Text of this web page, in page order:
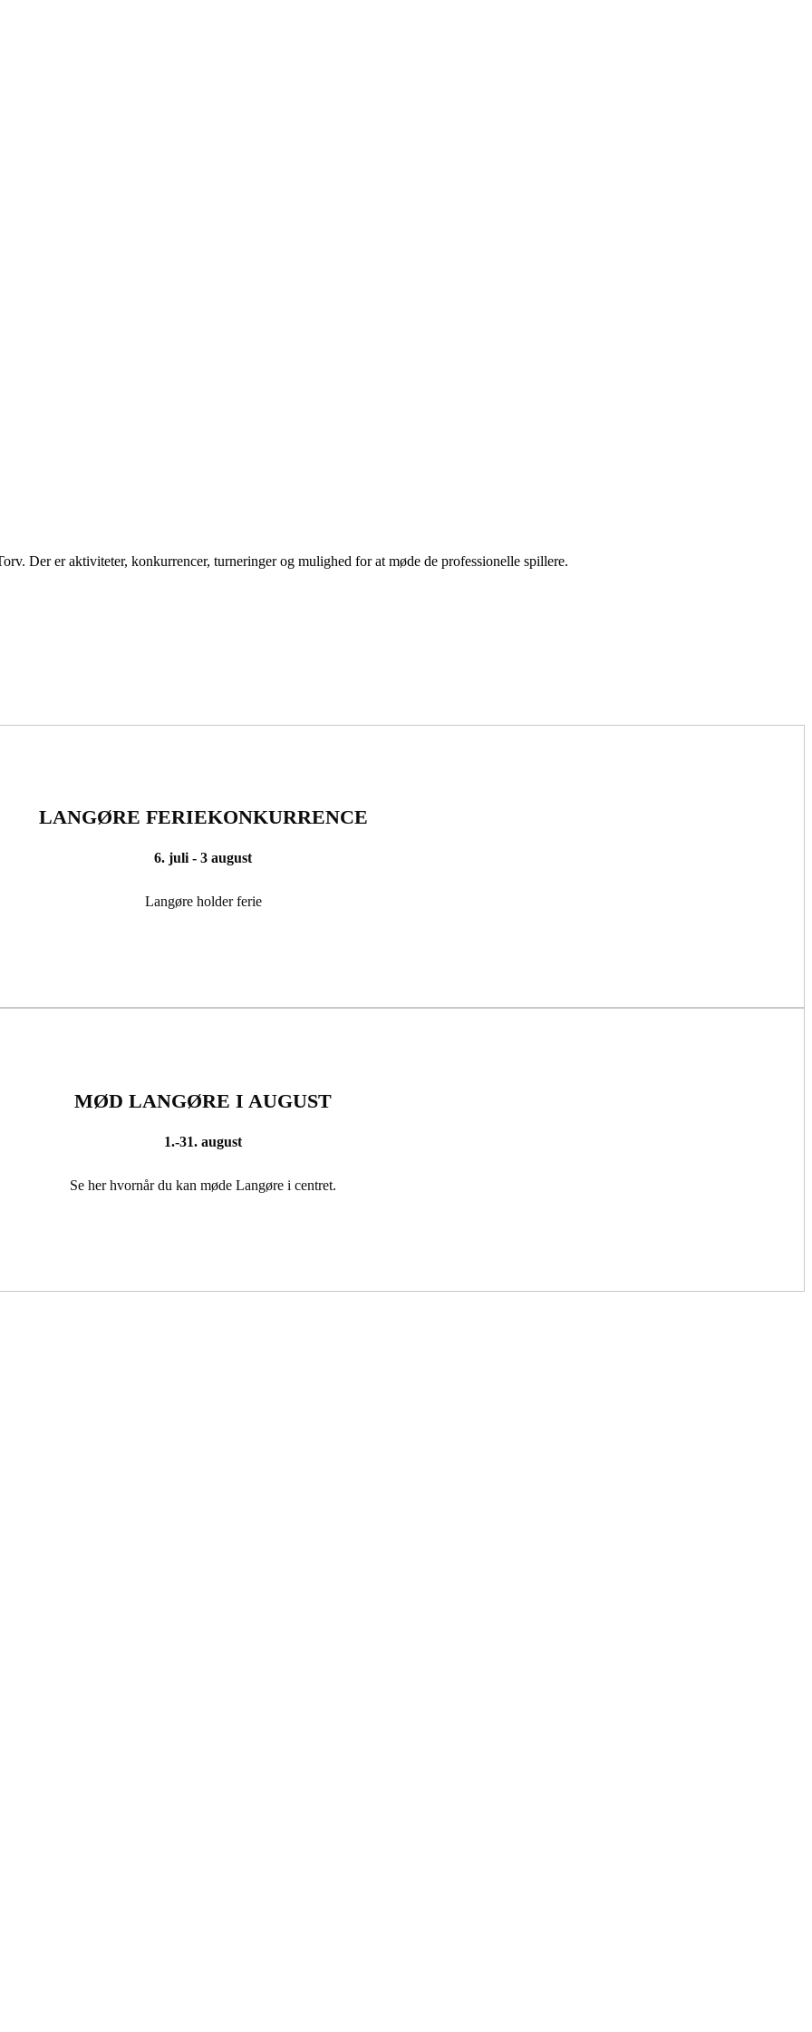
Der er aktiviteter, konkurrencer, turneringer og mulighed for at møde de professionelle spillere.
LANGØRE FERIEKONKURRENCE
6. juli - 3 august
Langøre holder ferie
MØD LANGØRE I AUGUST
1.-31. august
Se her hvornår du kan møde Langøre i centret.